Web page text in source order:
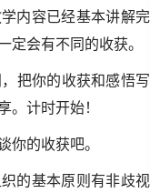
内容已经基本讲解完
定会有不同的收获。
把你的收获和感悟写
。计时开始！
你的收获吧。
的基本原则有非歧视